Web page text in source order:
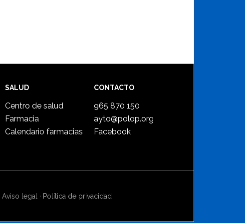
SALUD
Centro de salud
Farmacia
Calendario farmacias
CONTACTO
965 870 150
ayto@polop.org
Facebook
Aviso legal · Política de privacidad